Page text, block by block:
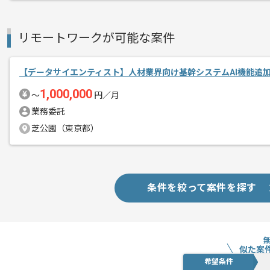
データエンジニアとしての実務経験を
基本的には、常駐とリモートのハイブ
リモートワークが可能な案件
【データサイエンティスト】人材業界向け基幹システムAI機能追
〜1,000,000 円／月
業務委託
芝公園（東京都）
条件を絞って案件を探す
似た案
希望条件